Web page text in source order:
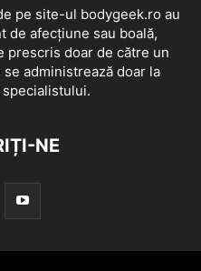
pe site-ul bodygeek.ro au
de afecțiune sau boală,
prescris doar de către un
administrează doar la
NE